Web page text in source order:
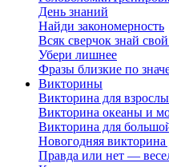
День знаний
Найди закономерность
Всяк сверчок знай
Убери лишнее
Фразы близкие по
Викторины
Викторина для
Викторина океаны и
Викторина для
Новогодняя викторина
Правда или нет —